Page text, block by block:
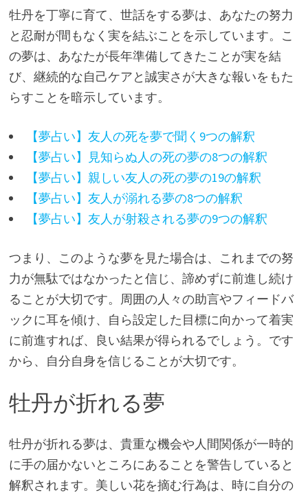
牡丹を丁寧に育て、世話をする夢は、あなたの努力
と忍耐が間もなく実を結ぶことを示しています。こ
の夢は、あなたが長年準備してきたことが実を結
び、継続的な自己ケアと誠実さが大きな報いをもた
らすことを暗示しています。
【夢占い】友人の死を夢で聞く9つの解釈
【夢占い】見知らぬ人の死の夢の8つの解釈
【夢占い】親しい友人の死の夢の19の解釈
【夢占い】友人が溺れる夢の8つの解釈
【夢占い】友人が射殺される夢の9つの解釈
つまり、このような夢を見た場合は、これまでの努
力が無駄ではなかったと信じ、諦めずに前進し続け
ることが大切です。周囲の人々の助言やフィードバ
ックに耳を傾け、自ら設定した目標に向かって着実
に前進すれば、良い結果が得られるでしょう。です
から、自分自身を信じることが大切です。
牡丹が折れる夢
牡丹が折れる夢は、貴重な機会や人間関係が一時的
に手の届かないところにあることを警告していると
解釈されます。美しい花を摘む行為は、時に自分の